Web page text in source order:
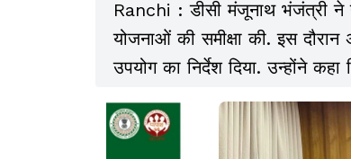
Ranchi : डीसी मंजूनाथ भंजंत्री ने
योजनाओं की समीक्षा की. इस दौरान
उपयोग का निर्देश दिया. उन्होंने
चाहिए, ताकि उनकी पढ़ाई प्रभावित